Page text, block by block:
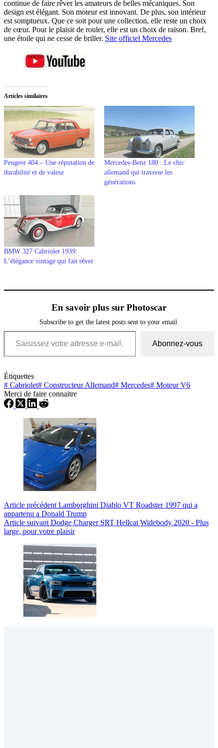
continue de faire rêver les amateurs de belles mécaniques. Son
design est élégant. Son moteur est innovant. De plus, son intérieur
est somptueux. Que ce soit pour une collection, elle reste un choix
de cœur. Pour le plaisir de rouler, elle est un choix de raison. Bref,
une étoile qui ne cesse de briller. Site officiel Mercedes
Articles similaires
Peugeot 404 – Une réputation de
durabilité et de valeur
Mercedes-Benz 180 : Le chic
allemand qui traverse les
générations
BMW 327 Cabriolet 1939:
L’élégance vintage qui fait rêver
En savoir plus sur Photoscar
Subscribe to get the latest posts sent to your email.
Saisissez votre adresse e-mail…
Abonnez-vous
Étiquettes
# Cabriolet# Constructeur Allemand# Mercedes# Moteur V6
Merci de faire connaitre
Article précédent Lamborghini Diablo VT Roadster 1997 qui a
appartenu a Donald Trump
Article suivant Dodge Charger SRT Hellcat Widebody 2020 - Plus
large, pour votre plaisir